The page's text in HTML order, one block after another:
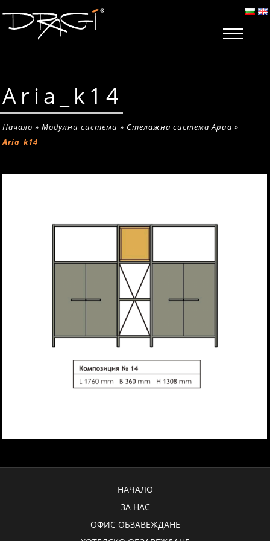
Aria_k14
Начало »Модулни системи » Стелажна система Ариа »
Aria_k14
НАЧАЛО
ЗА НАС
ОФИС ОБЗАВЕЖДАНЕ